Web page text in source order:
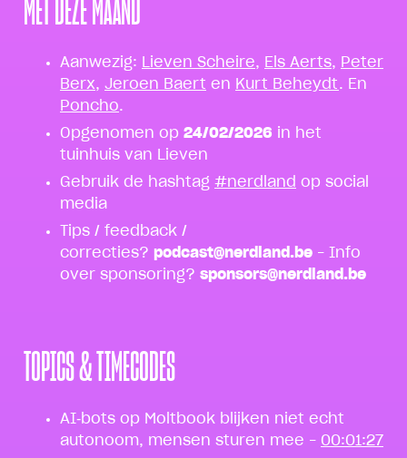
MET DEZE MAAND
Aanwezig: Lieven Scheire, Els Aerts, Peter
Berx, Jeroen Baert en Kurt Beheydt. En
Poncho.
Opgenomen op 24/02/2026 in het
tuinhuis van Lieven
Gebruik de hashtag #nerdland op social
media
Tips / feedback /
correcties? podcast@nerdland.be – Info
over sponsoring? sponsors@nerdland.be
TOPICS & TIMECODES
AI‑bots op Moltbook blijken niet echt
autonoom, mensen sturen mee – 00:01:27